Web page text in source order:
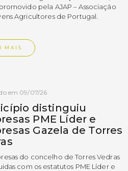
pela AJAP – Associação
Agricultores de Portugal.
MAIS
em 09/07/26
distinguiu
PME Líder e
Gazela de Torres
do concelho de Torres Vedras
com os estatutos PME Líder e